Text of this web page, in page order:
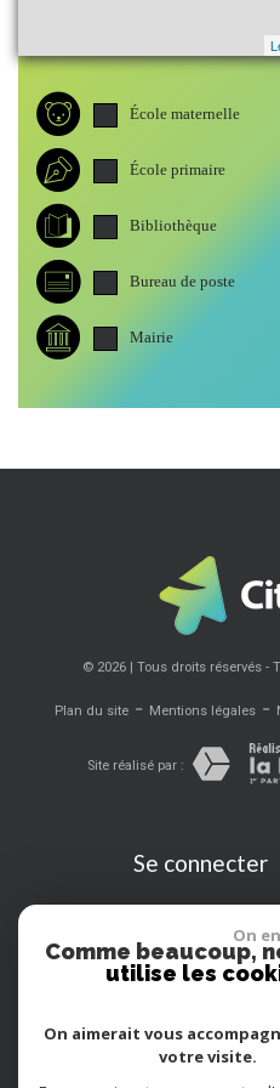
École maternelle
École primaire
Bibliothèque
Bureau de poste
Mairie
© 2026 | Tous droits réservés -
Plan du site- Mentions légales-
Site réalisé par :
Se connecter
Espace
On
Comme beaucoup,
utilise les
On aimerait vous
votre visite.